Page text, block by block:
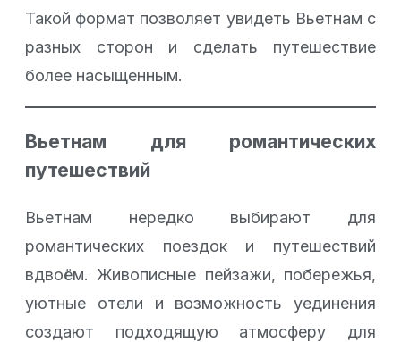
Такой формат позволяет увидеть Вьетнам с
разных сторон и сделать путешествие
более насыщенным.
Вьетнам для романтических
путешествий
Вьетнам нередко выбирают для
романтических поездок и путешествий
вдвоём. Живописные пейзажи, побережья,
уютные отели и возможность уединения
создают подходящую атмосферу для